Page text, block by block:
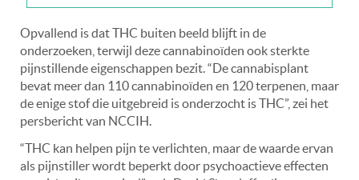
Opvallend is dat THC buiten beeld blijft in de
onderzoeken, terwijl deze cannabinoïden ook sterkte
pijnstillende eigenschappen bezit. “De cannabisplant
bevat meer dan 110 cannabinoïden en 120 terpenen, maar
de enige stof die uitgebreid is onderzocht is THC”, zei het
persbericht van NCCIH.
“THC kan helpen pijn te verlichten, maar de waarde ervan
als pijnstiller wordt beperkt door psychoactieve effecten